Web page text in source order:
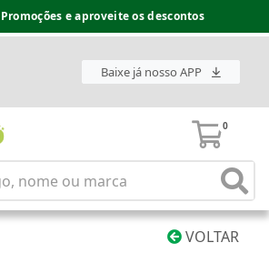
e aproveite os descontos
Baixe já nosso APP
0
VOLTAR